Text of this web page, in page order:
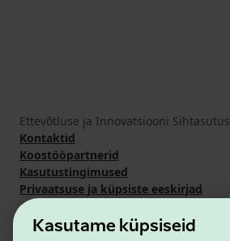
Kasutame küpsiseid
Ettevõtluse ja Innovatsiooni Sihtasutus
Kontaktid
Koostööpartnerid
Kasutustingimused
Privaatsuse ja küpsiste eeskirjad